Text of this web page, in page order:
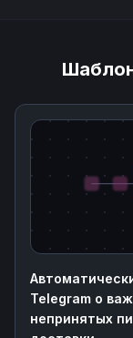
Telegram о
непринятых